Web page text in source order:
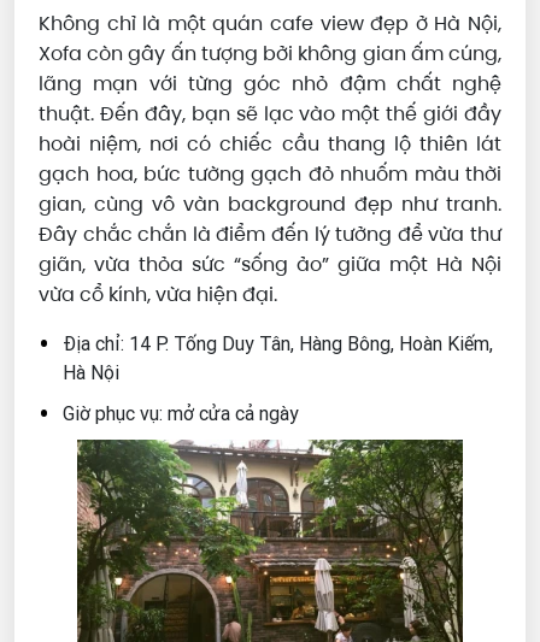
Không chỉ là một quán cafe view đẹp ở Hà Nội,
Xofa còn gây ấn tượng bởi không gian ấm cúng,
lãng mạn với từng góc nhỏ đậm chất nghệ
thuật. Đến đây, bạn sẽ lạc vào một thế giới đầy
hoài niệm, nơi có chiếc cầu thang lộ thiên lát
gạch hoa, bức tường gạch đỏ nhuốm màu thời
gian, cùng vô vàn background đẹp như tranh.
Đây chắc chắn là điểm đến lý tưởng để vừa thư
giãn, vừa thỏa sức “sống ảo” giữa một Hà Nội
vừa cổ kính, vừa hiện đại.
Địa chỉ: 14 P. Tống Duy Tân, Hàng Bông, Hoàn Kiếm,
Hà Nội
Giờ phục vụ: mở cửa cả ngày